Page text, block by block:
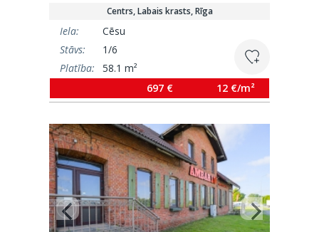
Centrs, Labais krasts, Rīga
Iela:
Cēsu
Stāvs:
1/6
Platība:
58.1 m²
697 €
12 €/m²